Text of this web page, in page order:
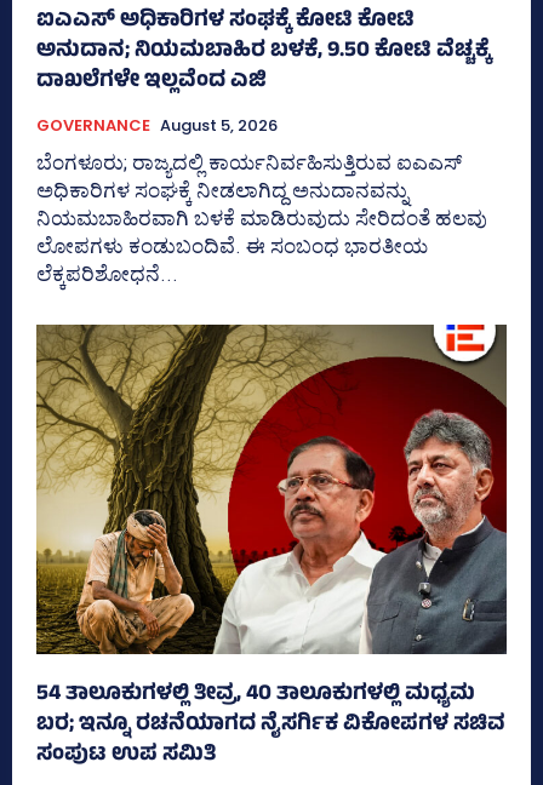
ಐಎಎಸ್‌ ಅಧಿಕಾರಿಗಳ ಸಂಘಕ್ಕೆ ಕೋಟಿ ಕೋಟಿ
ಅನುದಾನ; ನಿಯಮಬಾಹಿರ ಬಳಕೆ, 9.50 ಕೋಟಿ ವೆಚ್ಚಕ್ಕೆ
ದಾಖಲೆಗಳೇ ಇಲ್ಲವೆಂದ ಎಜಿ
GOVERNANCE August 5, 2026
ಬೆಂಗಳೂರು; ರಾಜ್ಯದಲ್ಲಿ ಕಾರ್ಯನಿರ್ವಹಿಸುತ್ತಿರುವ ಐಎಎಸ್‌
ಅಧಿಕಾರಿಗಳ ಸಂಘಕ್ಕೆ ನೀಡಲಾಗಿದ್ದ ಅನುದಾನವನ್ನು
ನಿಯಮಬಾಹಿರವಾಗಿ ಬಳಕೆ ಮಾಡಿರುವುದು ಸೇರಿದಂತೆ ಹಲವು
ಲೋಪಗಳು ಕಂಡುಬಂದಿವೆ. ಈ ಸಂಬಂಧ ಭಾರತೀಯ
ಲೆಕ್ಕಪರಿಶೋಧನೆ...
54 ತಾಲೂಕುಗಳಲ್ಲಿ ತೀವ್ರ, 40 ತಾಲೂಕುಗಳಲ್ಲಿ ಮಧ್ಯಮ
ಬರ; ಇನ್ನೂ ರಚನೆಯಾಗದ ನೈಸರ್ಗಿಕ ವಿಕೋಪಗಳ ಸಚಿವ
ಸಂಪುಟ ಉಪ ಸಮಿತಿ